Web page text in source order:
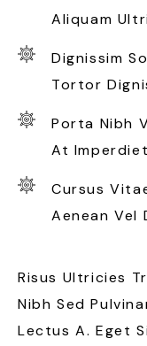
Aliquam
Dignissim
Tortor
Porta Nibh
At
Cursus
Aenean Vel
Risus Ultricies
Nibh Sed
Lectus A. Eget